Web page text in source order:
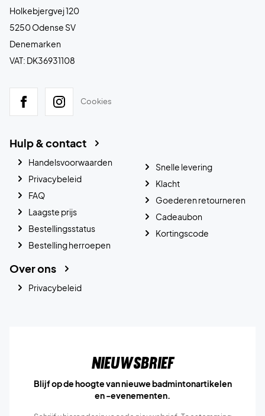
Holkebjergvej 120
5250 Odense SV
Denemarken
VAT: DK36931108
Cookies
Hulp & contact
Handelsvoorwaarden
Privacybeleid
FAQ
Laagste prijs
Bestellingsstatus
Bestelling herroepen
Snelle levering
Klacht
Goederen retourneren
Cadeaubon
Kortingscode
Over ons
Privacybeleid
Nieuwsbrief
Blijf op de hoogte van nieuwe badmintonartikelen
en -evenementen.